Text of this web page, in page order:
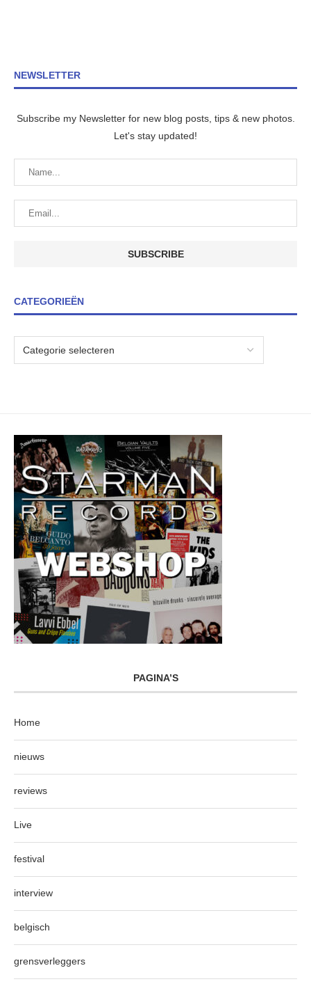
NEWSLETTER
Subscribe my Newsletter for new blog posts, tips & new photos.
Let's stay updated!
CATEGORIEËN
PAGINA’S
Home
nieuws
reviews
Live
festival
interview
belgisch
grensverleggers